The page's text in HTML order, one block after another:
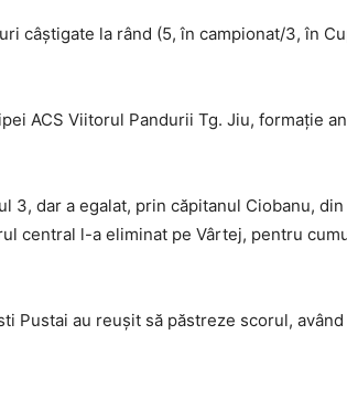
câștigate la rând (5, în campionat/3, în
ACS Viitorul Pandurii Tg. Jiu, formație
3, dar a egalat, prin căpitanul Ciobanu,
central l-a eliminat pe Vârtej, pentru
Pustai au reușit să păstreze scorul, având